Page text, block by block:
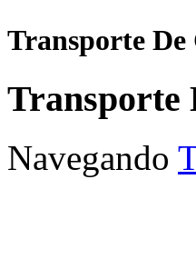
Transporte
Transporte
Navegando